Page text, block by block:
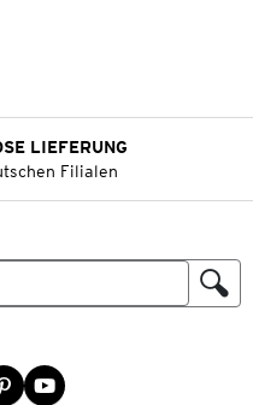
LIEFERUNG
Filialen